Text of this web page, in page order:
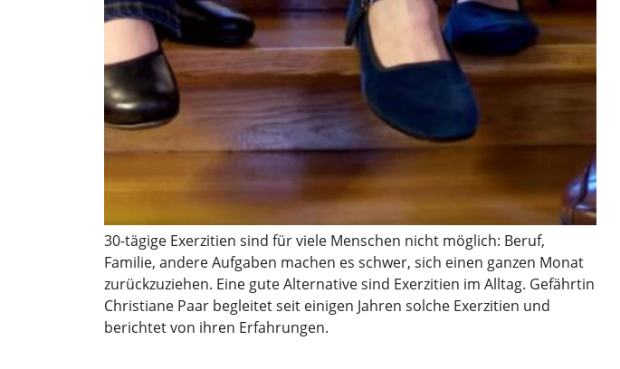
30-tägige Exerzitien sind für viele Menschen nicht möglich: Beruf,
Familie, andere Aufgaben machen es schwer, sich einen ganzen Monat
zurückzuziehen. Eine gute Alternative sind Exerzitien im Alltag. Gefährtin
Christiane Paar begleitet seit einigen Jahren solche Exerzitien und
berichtet von ihren Erfahrungen.